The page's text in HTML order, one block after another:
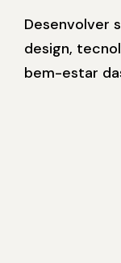
Desenvolver
design,
bem-estar